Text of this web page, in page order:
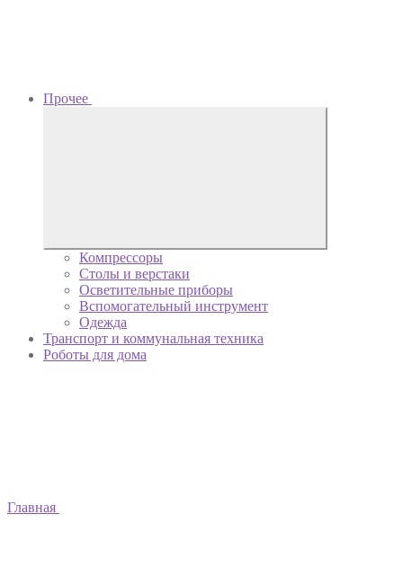
Прочее
Компрессоры
Столы и верстаки
Осветительные приборы
Вспомогательный инструмент
Одежда
Транспорт и коммунальная техника
Роботы для дома
Главная